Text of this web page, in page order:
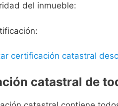
del inmueble:
certificación catastral
catastral de